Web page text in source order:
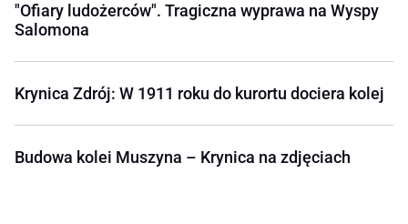
"Ofiary ludożerców". Tragiczna wyprawa na Wyspy
Salomona
Krynica Zdrój: W 1911 roku do kurortu dociera kolej
Budowa kolei Muszyna – Krynica na zdjęciach